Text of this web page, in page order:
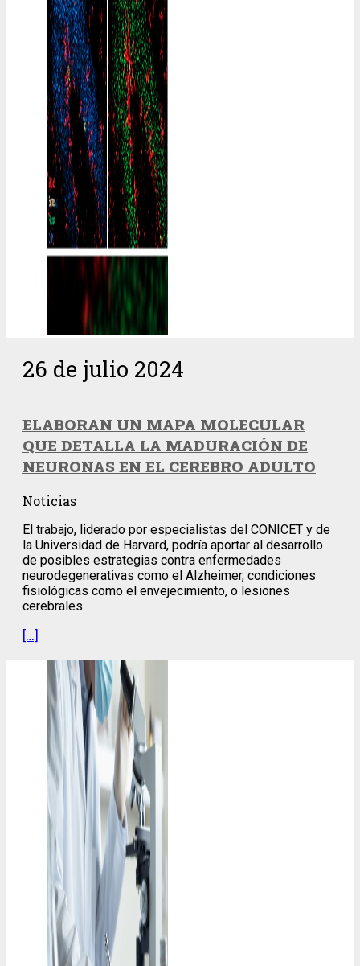
26 de julio 2024
ELABORAN UN MAPA MOLECULAR
QUE DETALLA LA MADURACIÓN DE
NEURONAS EN EL CEREBRO ADULTO
Noticias
El trabajo, liderado por especialistas del CONICET y de
la Universidad de Harvard, podría aportar al desarrollo
de posibles estrategias contra enfermedades
neurodegenerativas como el Alzheimer, condiciones
fisiológicas como el envejecimiento, o lesiones
cerebrales.
[…]